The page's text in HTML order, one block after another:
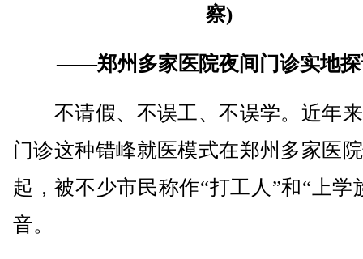
察)
——郑州多家医院夜间门诊实地
不请假、不误工、不误学。近年
门诊这种错峰就医模式在郑州多家医
起，被不少市民称作“打工人”和“上学
音。